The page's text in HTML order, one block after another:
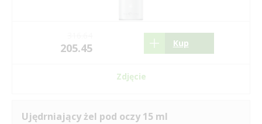
205.45 Kup
Zdjęcie
Ujędrniający żel pod oczy 15 ml